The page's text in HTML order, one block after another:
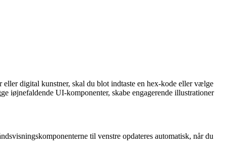
digital kunstner, skal du blot indtaste en hex-kode eller vælge
iøjnefaldende UI-komponenter, skabe engagerende illustrationer
til venstre opdateres automatisk, når du